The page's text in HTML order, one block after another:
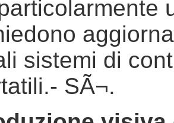
sistemi di
- SÃ¬.